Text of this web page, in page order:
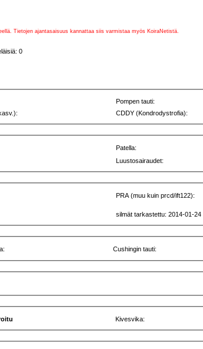
Tietojen ajantasaisuus kannattaa siis varmistaa myös KoiraNetistä.
0
Pompen tauti:
CDDY (Kondrodystrofia):
Patella:
Luustosairaudet:
PRA (muu kuin prcd/ift122):
silmät tarkastettu: 2014-01-24
Cushingin tauti:
Kivesvika: